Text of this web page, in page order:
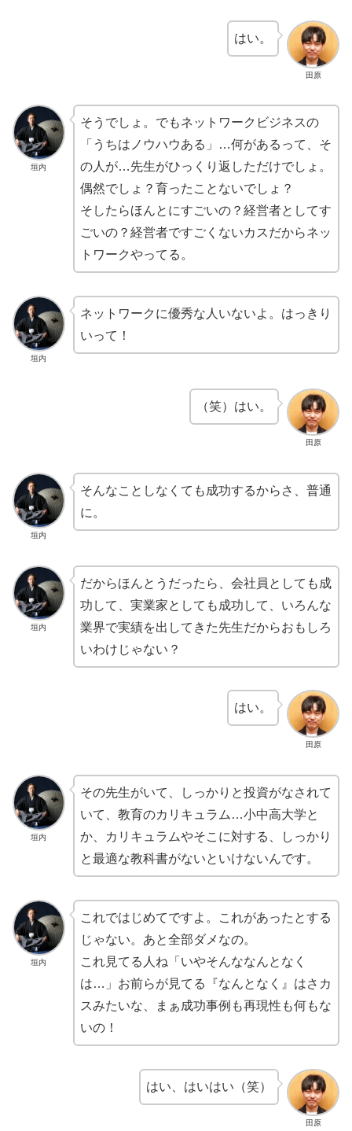
田原
はい。
垣内
そうでしょ。でもネットワークビジネスの
「うちはノウハウある」…何があるって、そ
の人が…先生がひっくり返しただけでしょ。
偶然でしょ？育ったことないでしょ？
そしたらほんとにすごいの？経営者としてす
ごいの？経営者ですごくないカスだからネッ
トワークやってる。
垣内
ネットワークに優秀な人いないよ。はっきり
いって！
田原
（笑）はい。
垣内
そんなことしなくても成功するからさ、普通
に。
垣内
だからほんとうだったら、会社員としても成
功して、実業家としても成功して、いろんな
業界で実績を出してきた先生だからおもしろ
いわけじゃない？
田原
はい。
垣内
その先生がいて、しっかりと投資がなされて
いて、教育のカリキュラム…小中高大学と
か、カリキュラムやそこに対する、しっかり
と最適な教科書がないといけないんです。
垣内
これではじめてですよ。これがあったとする
じゃない。あと全部ダメなの。
これ見てる人ね「いやそんななんとなく
は…」お前らが見てる『なんとなく』はさカ
スみたいな、まぁ成功事例も再現性も何もな
いの！
田原
はい、はいはい（笑）